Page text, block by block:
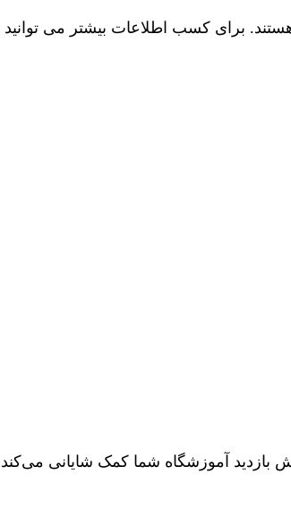
برای کسب اطلاعات بیشتر می توانید
بازدید آموزشگاه شما کمک شایانی